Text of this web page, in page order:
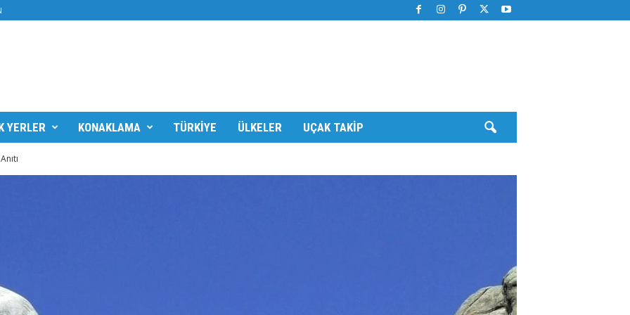
YERLER KONAKLAMA TÜRKIYE ÜLKELER UÇAK TAKIP